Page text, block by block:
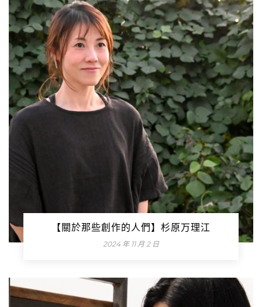
【關於那些創作的人們】杉原万理江
2024 年 11 月 2 日